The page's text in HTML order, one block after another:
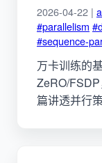
2026-04-22 |
#parallelism
#sequence-
万卡训练的
ZeRO/
篇讲透并行